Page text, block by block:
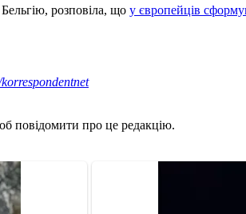
розповіла, що у європейців
повідомити про це редакцію.